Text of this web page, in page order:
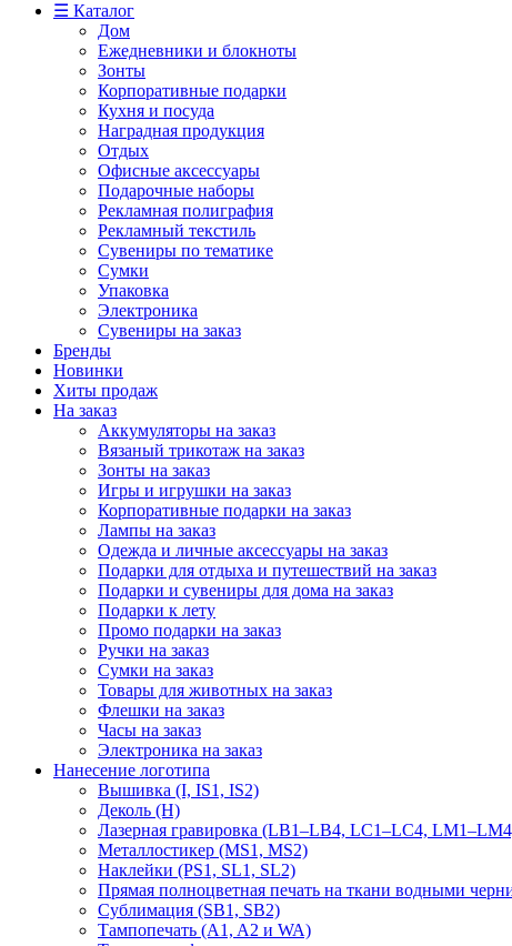
☰ Каталог
Дом
Ежедневники и блокноты
Зонты
Корпоративные подарки
Кухня и посуда
Наградная продукция
Отдых
Офисные аксессуары
Подарочные наборы
Рекламная полиграфия
Рекламный текстиль
Сувениры по тематике
Сумки
Упаковка
Электроника
Сувениры на заказ
Бренды
Новинки
Хиты продаж
На заказ
Аккумуляторы на заказ
Вязаный трикотаж на заказ
Зонты на заказ
Игры и игрушки на заказ
Корпоративные подарки на заказ
Лампы на заказ
Одежда и личные аксессуары на заказ
Подарки для отдыха и путешествий на заказ
Подарки и сувениры для дома на заказ
Подарки к лету
Промо подарки на заказ
Ручки на заказ
Сумки на заказ
Товары для животных на заказ
Флешки на заказ
Часы на заказ
Электроника на заказ
Нанесение логотипа
Вышивка (I, IS1, IS2)
Деколь (H)
Лазерная гравировка (LB1–LB4, LC1–LC4,
Металлостикер (MS1, MS2)
Наклейки (PS1, SL1, SL2)
Прямая полноцветная печать на ткани водными
Сублимация (SB1, SB2)
Тампопечать (A1, A2 и WA)